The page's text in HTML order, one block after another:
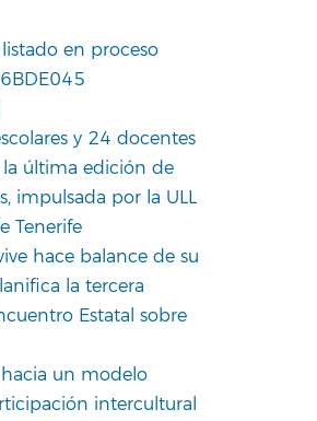
en proceso
y 24 docentes
última edición de
impulsada por la ULL
Tenerife
hace balance de su
la tercera
Estatal sobre
un modelo
intercultural